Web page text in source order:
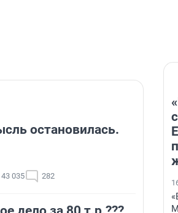
остановилась.
43 035 282